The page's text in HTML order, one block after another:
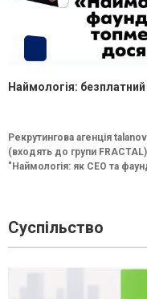
Наймологія:
Рекрутингова агенція
(входять до групи
"Наймологія: як СEO та
Суспільство